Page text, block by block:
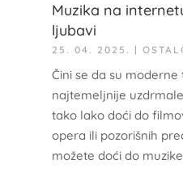
Muzika na
ljubavi
25. 04. 2025. |
Čini se da su
najtemeljnije
tako lako doći do
opera ili pozorišnih
možete doći do